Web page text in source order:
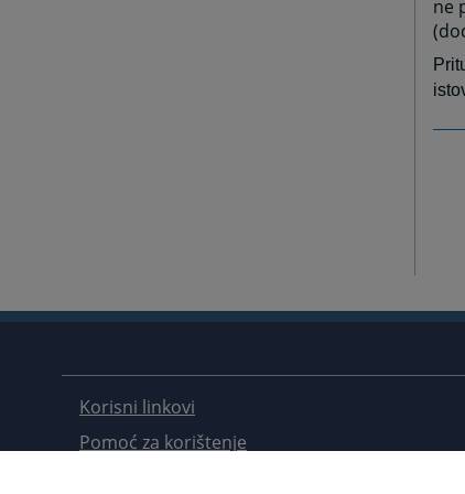
ne
Korisni linkovi
Pomoć za korištenje